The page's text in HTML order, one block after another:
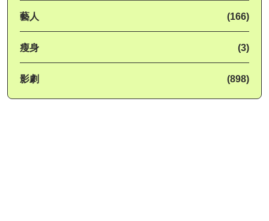
藝人 (166)
瘦身 (3)
影劇 (898)